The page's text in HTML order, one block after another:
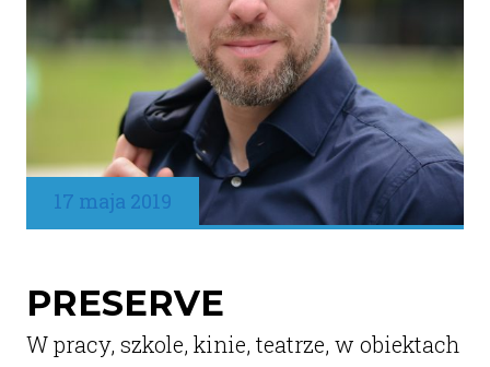
17 maja 2019
PRESERVE
W pracy, szkole, kinie, teatrze, w obiektach